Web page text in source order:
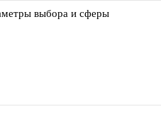
выбора и сферы